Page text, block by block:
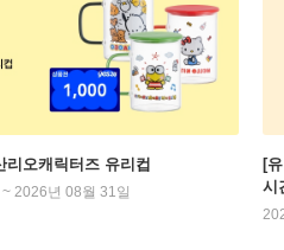
오캐릭터즈 유리컵
2026년 08월 31일
[
시